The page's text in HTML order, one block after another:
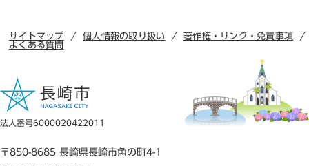
サイトマップ 個人情報の取り扱い
著作権・リンク・免責事項
よくある質問
法人番号6000020422011
〒850-8685 長崎県長崎市魚の町4-1